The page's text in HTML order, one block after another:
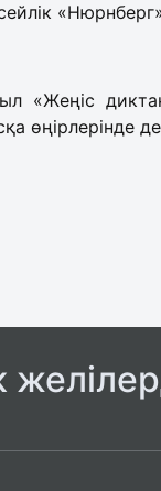
«Жеңіс
өңірлерінде